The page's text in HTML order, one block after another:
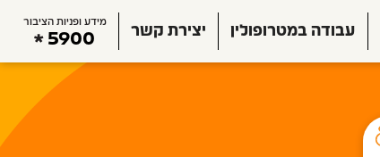
עבודה במטרופולין יצירת קשר
מידע ופניות הציבור
5900